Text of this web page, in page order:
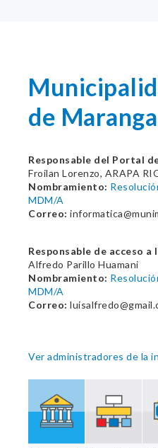
de
Responsable del Portal
Froilan Lorenzo, ARAPA
Nombramiento:
MDM/A
Correo:
Responsable de acceso
Alfredo Parillo Huamani
Nombramiento:
MDM/A
Correo:
Ver administradores de la